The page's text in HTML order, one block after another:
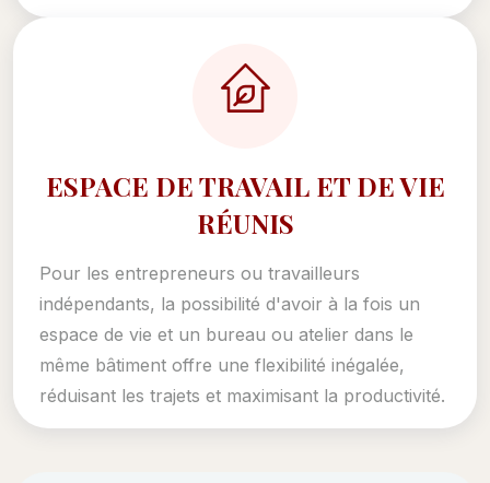
ESPACE DE TRAVAIL ET DE VIE
RÉUNIS
Pour les entrepreneurs ou travailleurs
indépendants, la possibilité d'avoir à la fois un
espace de vie et un bureau ou atelier dans le
même bâtiment offre une flexibilité inégalée,
réduisant les trajets et maximisant la productivité.